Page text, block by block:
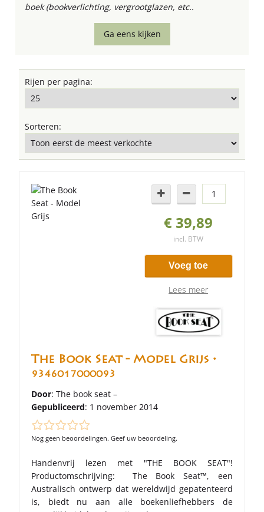
boek (bookverlichting, vergrootglazen, etc..
Ga eens kijken
Rijen per pagina:
Sorteren:
€ 39,89
incl. BTW
Voeg toe
Lees meer
The Book Seat - Model Grijs •
9346017000093
Door: The book seat –
Gepubliceerd: 1 november 2014
Nog geen beoordelingen. Geef uw beoordeling.
Handenvrij lezen met "THE BOOK SEAT"!
Productomschrijving: The Book Seat™, een
Australisch ontwerp dat wereldwijd gepatenteerd
is, biedt nu aan alle boekenliefhebbers de